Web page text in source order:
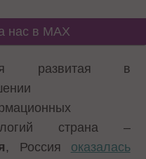
нас в MAX
развитая в
страна –
, Россия оказалась